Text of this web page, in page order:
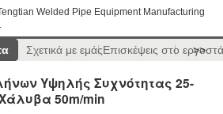
Welded Pipe Equipment Manufacturing
Σχετικά με εμάςΕπισκέψεις στο >>
Υψηλής Συχνότητας 25-
50m/min